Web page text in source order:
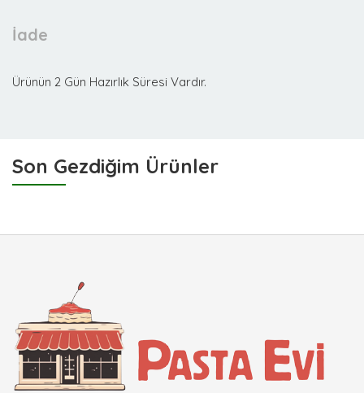
İade
Ürünün 2 Gün Hazırlık Süresi Vardır.
Son Gezdiğim Ürünler